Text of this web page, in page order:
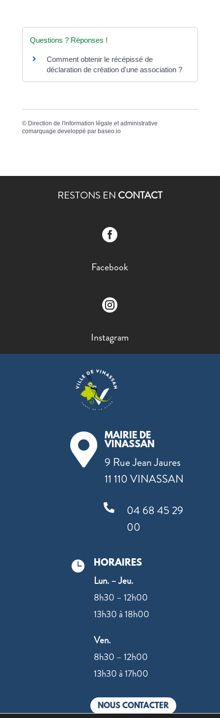
Questions ? Réponses !
Comment obtenir le récépissé de
déclaration de création d'une association ?
© Direction de l'information légale et administrative
comarquage developpé par baseo.io
RESTONS EN CONTACT

Facebook

Instagram

MAIRIE DE
VINASSAN
9 Rue Jean Jaures
11 110 VINASSAN

04 68 45 29
00
 HORAIRES
Lun. – Jeu.
8h30 – 12h00
13h30 à 18h00
Ven.
8h30 – 12h00
13h30 à 17h00
NOUS CONTACTER